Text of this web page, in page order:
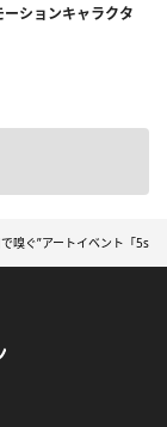
ションキャラクタ
嗅ぐ”アートイベント「